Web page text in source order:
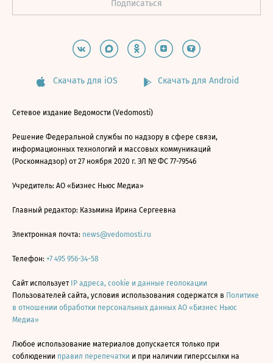
Скачать для iOS Скачать для Android
Сетевое издание Ведомости (Vedomosti)
Решение Федеральной службы по надзору в сфере связи,
информационных технологий и массовых коммуникаций
(Роскомнадзор) от 27 ноября 2020 г. ЭЛ № ФС 77-79546
Учредитель: АО «Бизнес Ньюс Медиа»
Главный редактор: Казьмина Ирина Сергеевна
Электронная почта: news@vedomosti.ru
Телефон: +7 495 956-34-58
Сайт использует IP адреса, cookie и данные геолокации
Пользователей сайта, условия использования содержатся в Политике
в отношении обработки персональных данных АО «Бизнес Ньюс
Медиа»
Любое использование материалов допускается только при
соблюдении правил перепечатки и при наличии гиперссылки на